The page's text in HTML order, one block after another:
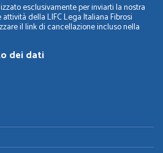
esclusivamente per inviarti la nostra
della LIFC Lega Italiana Fibrosi
il link di cancellazione incluso nella
dei dati